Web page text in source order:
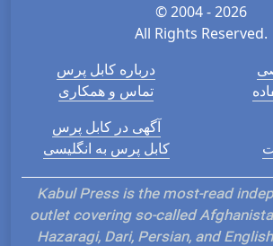
© 2004 - 2026
All Rights Reserved.
درباره کابل پرس
تماس و همکاری
آگهی در کابل پرس
کابل پرس به انگلیسی
Kabul Press is the most-read
outlet covering so-called
Hazaragi, Dari, Persian, and